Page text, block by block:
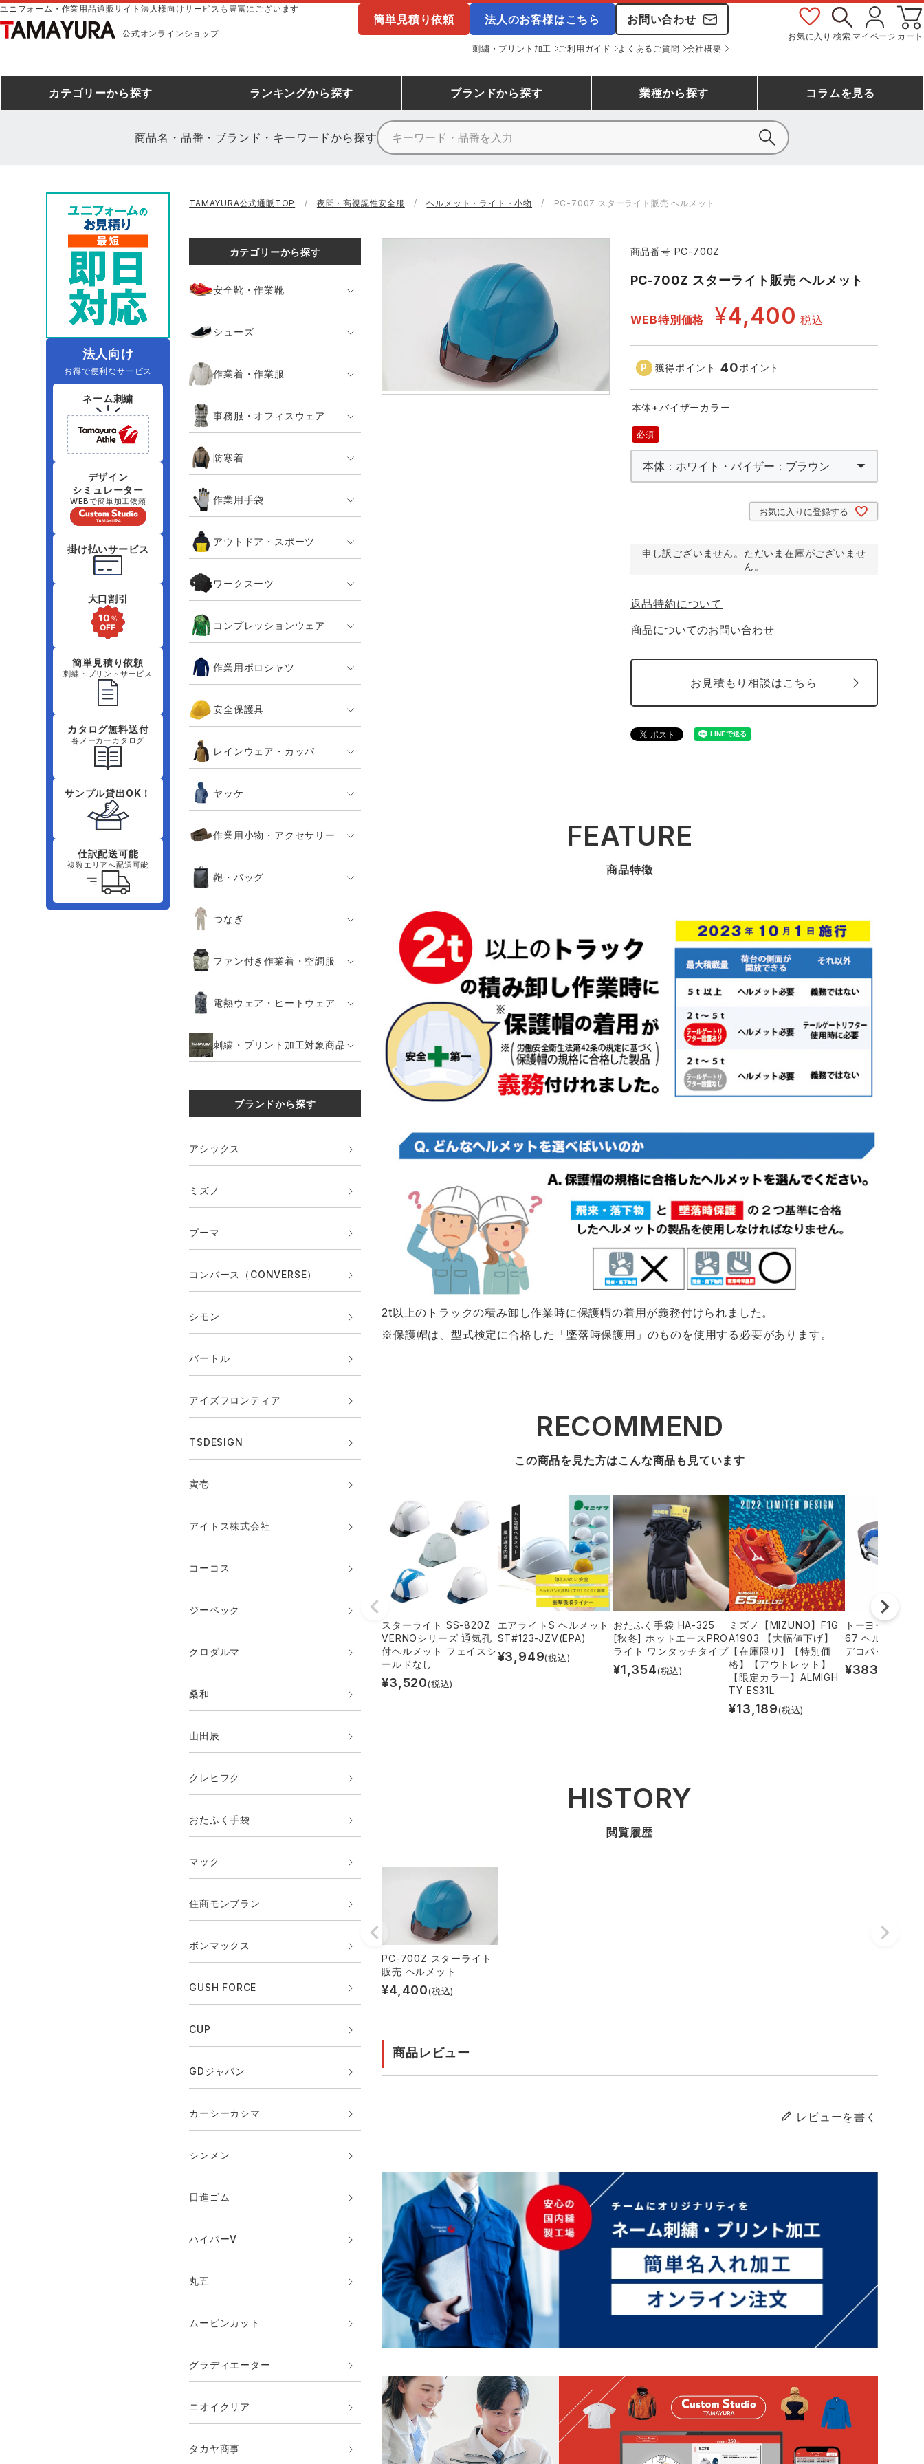
ユニフォーム・作業用品通販サイト法人様向けサービスも豊富にございます
公式オンラインショップ
簡単見積り依頼 法人のお客様はこちら お問い合わせ
刺繍・プリント加工 ご利用ガイド よくあるご質問 会社概要
お気に入り 検索 マイページ カート
カテゴリーから探す
防寒着
コンプレッションウェア 作業用ポロシャツ レインウェア・カッパ
ヤッケ 作業用小物・アクセサリー類 鞄・バッグ類
ファン付きウェア（空調服シリー
ズ）
電熱ウェア・ヒートウェア 刺繍・プリント加工対象商品
ランキングから探す
ミズノ安全靴ランキング
空調服ランキング コンプレッションウェアランキング 作業用手袋ランキング
レインウェアランキング アイズフロンティア ランキング TSDESIGN ランキング
アイトス ランキング ジーベック ランキング
ネーム刺繍・プリント加工対象商品
ニット
ブランドから探す
アイズフロンティア
クロダルマ 桑和 山田辰 クレヒフク
住商モンブラン ボンマックス GUSH FORCE CUP カーシーカシマ
シンメン 日進ゴム ハイパーV ムービンカット グラディエーター
タカヤ商事 エアークラフト 自重堂 サーヴォ セロリー 大阪支店
アタックベース サンエス 中塚被服 スターライト工業
藤井電工 福山ゴム工業
業種から探す
農作業服
DIY・日曜大工作業服 飲食店ユニフォーム 清掃・ビルメンテ作業服
夜間・高視認性安全服 医療白衣・介護服
コラムを見る
商品名・品番・ブランド・キーワードから探す
法人向け
お得で便利なサービス
ネーム刺繍
デザイン
シミュレーター
WEBで簡単加工依頼
掛け払いサービス
大口割引
簡単見積り依頼
刺繍・プリントサービス
カタログ無料送付
各メーカーカタログ
サンプル貸出OK！
仕訳配送可能
複数エリアへ配送可能
TAMAYURA公式通販TOP 夜間・高視認性安全服 ヘルメット・ライト・小物 PC-700Z スターライト販売 ヘルメット
カテゴリーから探す
安全靴・作業靴
シューズ
作業着・作業服
事務服・オフィスウェア
防寒着
作業用手袋
アウトドア・スポーツ
ワークスーツ
コンプレッションウェア
作業用ポロシャツ
安全保護具
レインウェア・カッパ
ヤッケ
作業用小物・アクセサリー
鞄・バッグ
つなぎ
ファン付き作業着・空調服
電熱ウェア・ヒートウェア
刺繍・プリント加工対象商品
ブランドから探す
アシックス
ミズノ
プーマ
コンバース（CONVERSE）
シモン
バートル
アイズフロンティア
TSDESIGN
寅壱
アイトス株式会社
コーコス
ジーベック
クロダルマ
桑和
山田辰
クレヒフク
おたふく手袋
マック
住商モンブラン
ボンマックス
GUSH FORCE
CUP
GDジャパン
カーシーカシマ
シンメン
日進ゴム
ハイパーV
丸五
ムービンカット
グラディエーター
ニオイクリア
タカヤ商事
商品番号 PC-700Z
PC-700Z スターライト販売 ヘルメット
WEB特別価格 ¥4,400 税込
獲得ポイント 40ポイント
本体+バイザーカラー
(必
須)
お気に入りに登録する
申し訳ございません。ただいま在庫がございませ
ん。
返品特約について
商品についてのお問い合わせ
お見積もり相談はこちら
FEATURE
商品特徴
2t以上のトラックの積み卸し作業時に保護帽の着用が義務付けられました。
※保護帽は、型式検定に合格した「墜落時保護用」のものを使用する必要があります。
RECOMMEND
この商品を見た方はこんな商品も見ています
スターライト SS-820Z
VERNOシリーズ 通気孔
付ヘルメット フェイスシ
ールドなし
¥3,520(税込)
エアライトS ヘルメット
ST#123-JZV(EPA)
¥3,949(税込)
おたふく手袋 HA-325
[秋冬] ホットエースPRO
ライト ワンタッチタイプ
¥1,354(税込)
ミズノ【MIZUNO】F1G
A1903 【大幅値下げ】
【在庫限り】【特別価
格】【アウトレット】
【限定カラー】ALMIGH
TY ES31L
¥13,189(税込)
トーヨーセフテ
67 ヘルメット
デコパット
¥383
HISTORY
閲覧履歴
PC-700Z スターライト
販売 ヘルメット
¥4,400(税込)
商品レビュー
レビューを書く